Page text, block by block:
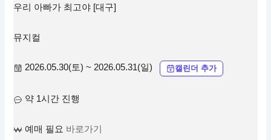
우리 아빠가 최고야 [대구]
뮤지컬
2026.05.30(토) ~ 2026.05.31(일) 캘린더 추가
약 1시간 진행
예매 필요 바로가기